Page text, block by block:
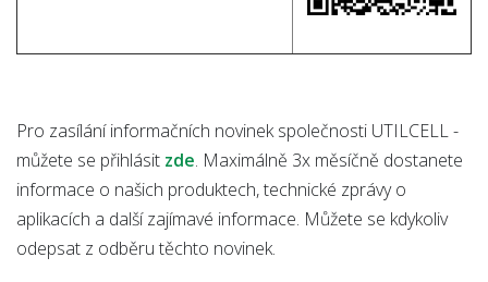
Pro zasílání informačních novinek společnosti UTILCELL -
můžete se přihlásit zde. Maximálně 3x měsíčně dostanete
informace o našich produktech, technické zprávy o
aplikacích a další zajímavé informace. Můžete se kdykoliv
odepsat z odběru těchto novinek.